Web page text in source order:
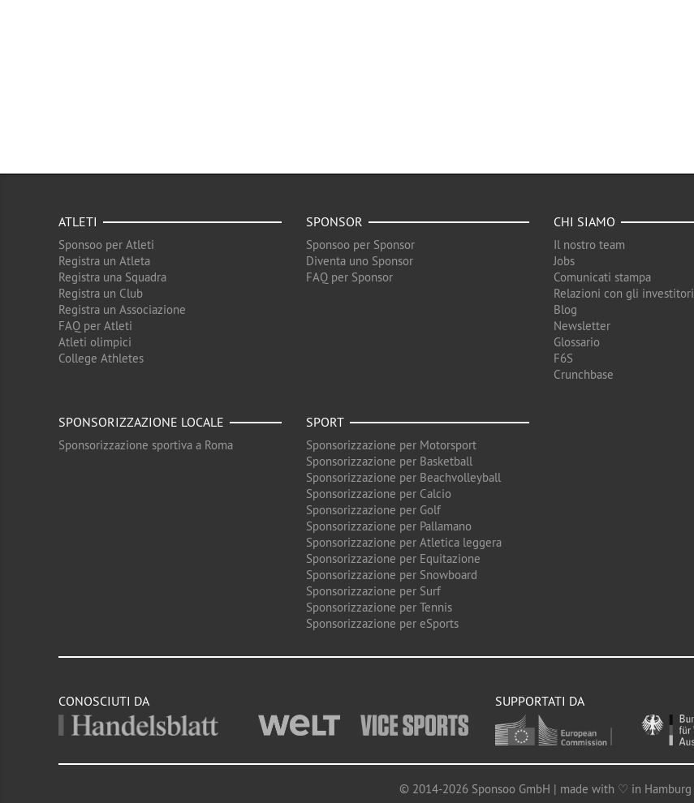
ATLETI
Sponsoo per Atleti
Registra un Atleta
Registra una Squadra
Registra un Club
Registra un Associazione
FAQ per Atleti
Atleti olimpici
College Athletes
SPONSOR
Sponsoo per Sponsor
Diventa uno Sponsor
FAQ per Sponsor
CHI SIAMO
Il nostro team
Jobs
Comunicati stampa
Relazioni con gli investitori
Blog
Newsletter
Glossario
F6S
Crunchbase
SPONSORIZZAZIONE LOCALE
Sponsorizzazione sportiva a Roma
SPORT
Sponsorizzazione per Motorsport
Sponsorizzazione per Basketball
Sponsorizzazione per Beachvolleyball
Sponsorizzazione per Calcio
Sponsorizzazione per Golf
Sponsorizzazione per Pallamano
Sponsorizzazione per Atletica leggera
Sponsorizzazione per Equitazione
Sponsorizzazione per Snowboard
Sponsorizzazione per Surf
Sponsorizzazione per Tennis
Sponsorizzazione per eSports
CONOSCIUTI DA SUPPORTATI DA
© 2014-2026 Sponsoo GmbH | made with ♡ in Hamburg